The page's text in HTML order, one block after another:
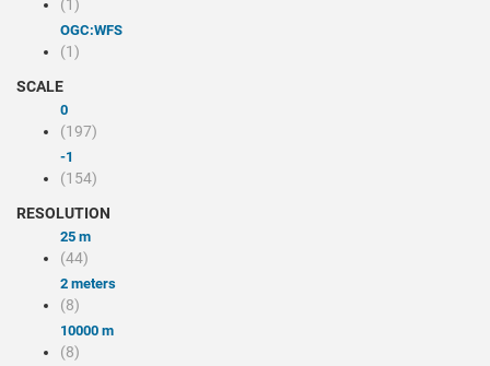
(1)
OGC:WFS
(1)
SCALE
0
(197)
-1
(154)
RESOLUTION
25 m
(44)
2 meters
(8)
10000 m
(8)